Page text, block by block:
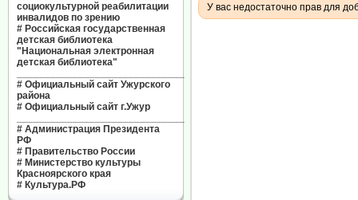
социокультурной реабилитации
инвалидов по зрению
# Российская государственная
детская библиотека
"Национальная электронная
детская библиотека"
# Официальный сайт Ужурского
района
# Официальный сайт г.Ужур
# Администрация Президента
РФ
# Правительство России
# Министерство культуры
Красноярского края
# Культура.РФ
У вас недостаточно прав для